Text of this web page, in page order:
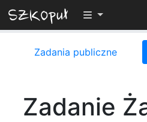
Przełącz
Zadania publiczne
Zadanie